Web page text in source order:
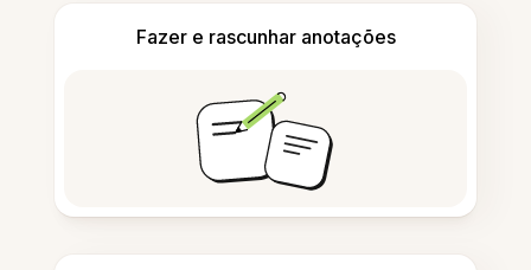
Fazer e rascunhar anotações